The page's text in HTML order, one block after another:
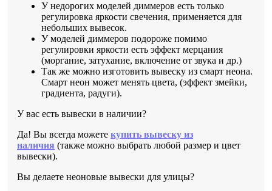
У недорогих моделей диммеров есть только
регулировка яркости свечения, применяется для
небольших вывесок.
У моделей диммеров подороже помимо
регулировки яркости есть эффект мерцания
(моргание, затухание, включение от звука и др.)
Так же можно изготовить вывеску из смарт неона.
Смарт неон может менять цвета, (эффект змейки,
градиента, радуги).
У вас есть вывески в наличии?
Да! Вы всегда можете купить вывеску из
наличия (также можно выбрать любой размер и цвет
вывески).
Вы делаете неоновые вывески для улицы?